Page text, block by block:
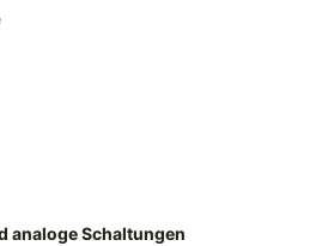
analoge Schaltungen